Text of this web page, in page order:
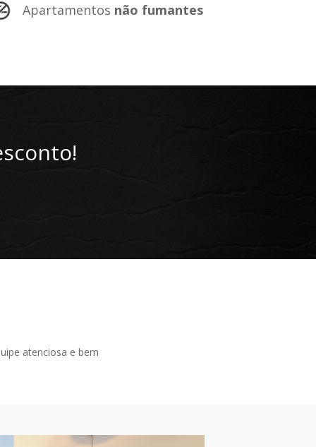
Apartamentos não fumantes
atenciosa e bem